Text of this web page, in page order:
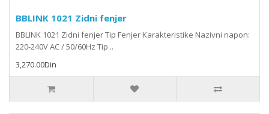
BBLINK 1021 Zidni fenjer
BBLINK 1021 Zidni fenjer Tip Fenjer Karakteristike Nazivni napon:
220-240V AC / 50/60Hz Tip ..
3,270.00Din